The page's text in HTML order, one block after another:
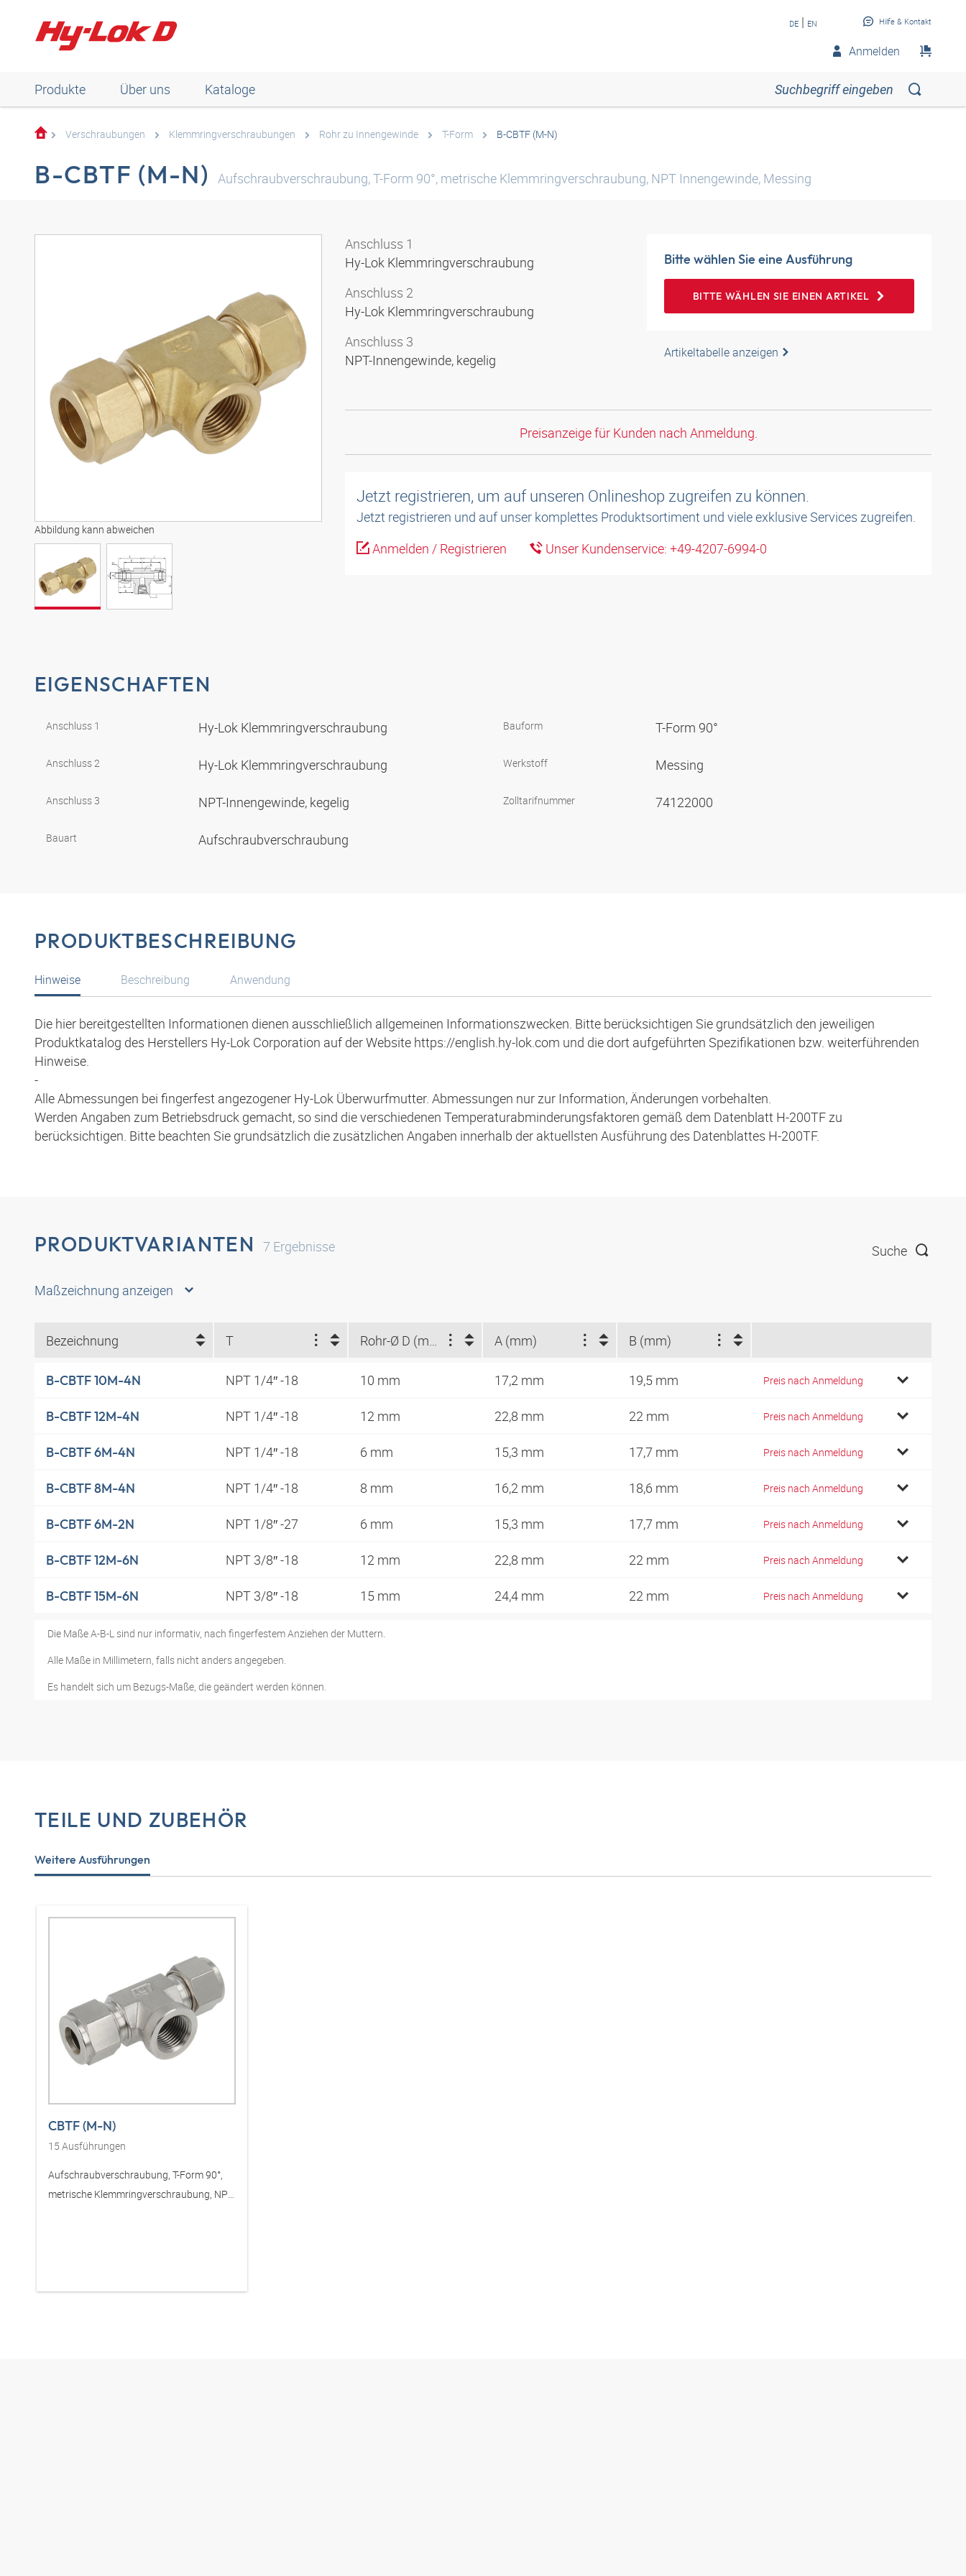
DE | EN Hilfe & Kontakt
Anmelden
Produkte Über uns Kataloge
Verschraubungen Klemmringverschraubungen Rohr zu Innengewinde T-Form B-CBTF (M-N)
B-CBTF (M-N) Aufschraubverschraubung, T-Form 90°, metrische Klemmringverschraubung, NPT Innengewinde, Messing
Abbildung kann abweichen
Anschluss 1
Hy-Lok Klemmringverschraubung
Anschluss 2
Hy-Lok Klemmringverschraubung
Anschluss 3
NPT-Innengewinde, kegelig
Bitte wählen Sie eine Ausführung
BITTE WÄHLEN SIE EINEN ARTIKEL
Artikeltabelle anzeigen
Preisanzeige für Kunden nach Anmeldung.
Jetzt registrieren, um auf unseren Onlineshop zugreifen zu können.
Jetzt registrieren und auf unser komplettes Produktsortiment und viele exklusive Services zugreifen.
Anmelden / Registrieren
Unser Kundenservice: +49-4207-6994-0
EIGENSCHAFTEN
Anschluss 1 Hy-Lok Klemmringverschraubung
Anschluss 2 Hy-Lok Klemmringverschraubung
Anschluss 3 NPT-Innengewinde, kegelig
Bauart Aufschraubverschraubung
Bauform T-Form 90°
Werkstoff Messing
Zolltarifnummer 74122000
PRODUKTBESCHREIBUNG
Hinweise
Die hier bereitgestellten Informationen dienen ausschließlich allgemeinen Informationszwecken. Bitte berücksichtigen Sie grundsätzlich den jeweiligen
Produktkatalog des Herstellers Hy-Lok Corporation auf der Website https://english.hy-lok.com und die dort aufgeführten Spezifikationen bzw. weiterführenden
Hinweise.
-
Alle Abmessungen bei fingerfest angezogener Hy-Lok Überwurfmutter. Abmessungen nur zur Information, Änderungen vorbehalten.
Werden Angaben zum Betriebsdruck gemacht, so sind die verschiedenen Temperaturabminderungsfaktoren gemäß dem Datenblatt H-200TF zu
berücksichtigen. Bitte beachten Sie grundsätzlich die zusätzlichen Angaben innerhalb der aktuellsten Ausführung des Datenblattes H-200TF.
Beschreibung Anwendung
PRODUKTVARIANTEN 7 Ergebnisse Suche
Maßzeichnung anzeigen
Bezeichnung T A (mm) B (mm)
B-CBTF 10M-4N NPT 1/4″ -18 10 mm 17,2 mm 19,5 mm Preis nach Anmeldung
B-CBTF 12M-4N NPT 1/4″ -18 12 mm 22,8 mm 22 mm Preis nach Anmeldung
B-CBTF 6M-4N NPT 1/4″ -18 6 mm 15,3 mm 17,7 mm Preis nach Anmeldung
B-CBTF 8M-4N NPT 1/4″ -18 8 mm 16,2 mm 18,6 mm Preis nach Anmeldung
B-CBTF 6M-2N NPT 1/8″ -27 6 mm 15,3 mm 17,7 mm Preis nach Anmeldung
B-CBTF 12M-6N NPT 3/8″ -18 12 mm 22,8 mm 22 mm Preis nach Anmeldung
B-CBTF 15M-6N NPT 3/8″ -18 15 mm 24,4 mm 22 mm Preis nach Anmeldung
Die Maße A-B-L sind nur informativ, nach fingerfestem Anziehen der Muttern.
Alle Maße in Millimetern, falls nicht anders angegeben.
Es handelt sich um Bezugs-Maße, die geändert werden können.
TEILE UND ZUBEHÖR
Weitere Ausführungen
CBTF (M-N)
15 Ausführungen
Aufschraubverschraubung, T-Form 90°,
metrische Klemmringverschraubung, NPT